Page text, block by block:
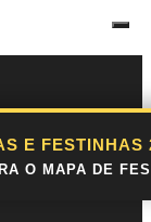
E
O MAPA DE